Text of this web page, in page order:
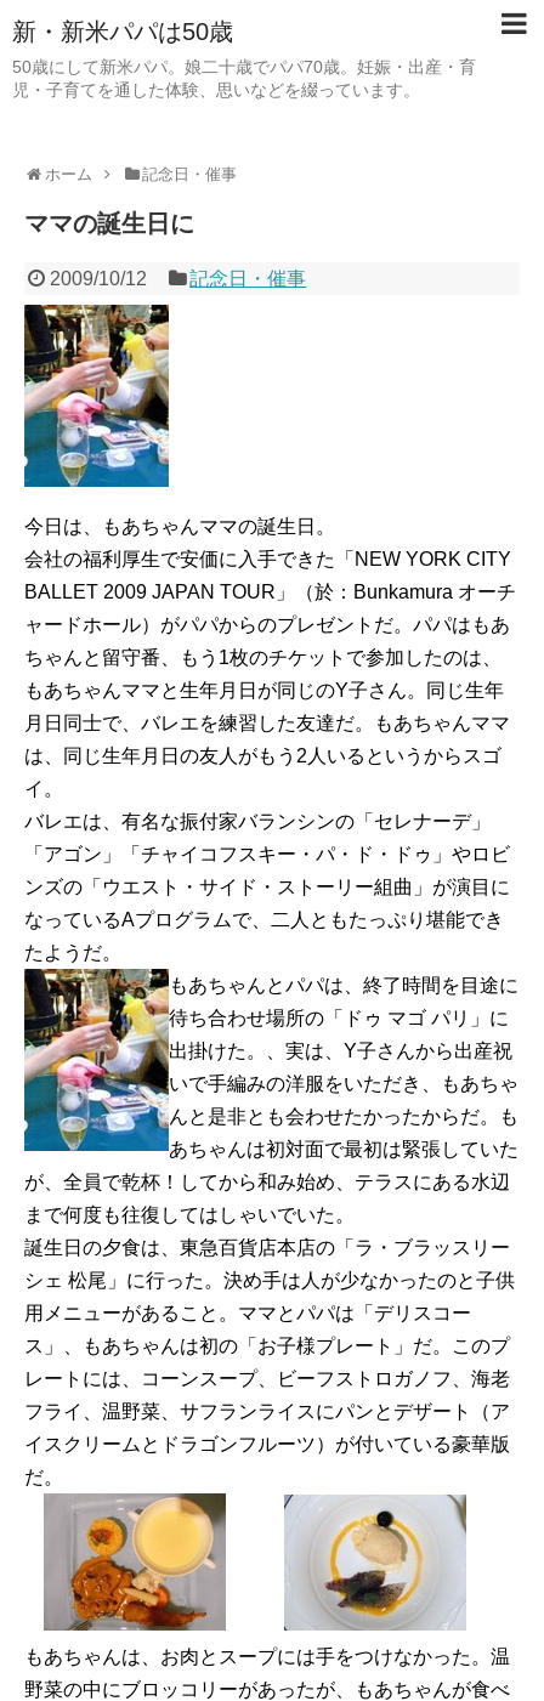
新・新米パパは50歳
50歳にして新米パパ。娘二十歳でパパ70歳。妊娠・出産・育
児・子育てを通した体験、思いなどを綴っています。
ホーム 記念日・催事
ママの誕生日に
2009/10/12 記念日・催事
今日は、もあちゃんママの誕生日。
会社の福利厚生で安価に入手できた「NEW YORK CITY
BALLET 2009 JAPAN TOUR」（於：Bunkamura オーチ
ャードホール）がパパからのプレゼントだ。パパはもあ
ちゃんと留守番、もう1枚のチケットで参加したのは、
もあちゃんママと生年月日が同じのY子さん。同じ生年
月日同士で、バレエを練習した友達だ。もあちゃんママ
は、同じ生年月日の友人がもう2人いるというからスゴ
イ。
バレエは、有名な振付家バランシンの「セレナーデ」
「アゴン」「チャイコフスキー・パ・ド・ドゥ」やロビ
ンズの「ウエスト・サイド・ストーリー組曲」が演目に
なっているAプログラムで、二人ともたっぷり堪能でき
たようだ。
もあちゃんとパパは、終了時間を目途に
待ち合わせ場所の「ドゥ マゴ パリ」に
出掛けた。、実は、Y子さんから出産祝
いで手編みの洋服をいただき、もあちゃ
んと是非とも会わせたかったからだ。も
あちゃんは初対面で最初は緊張していた
が、全員で乾杯！してから和み始め、テラスにある水辺
まで何度も往復してはしゃいでいた。
誕生日の夕食は、東急百貨店本店の「ラ・ブラッスリー
シェ 松尾」に行った。決め手は人が少なかったのと子供
用メニューがあること。ママとパパは「デリスコー
ス」、もあちゃんは初の「お子様プレート」だ。このプ
レートには、コーンスープ、ビーフストロガノフ、海老
フライ、温野菜、サフランライスにパンとデザート（ア
イスクリームとドラゴンフルーツ）が付いている豪華版
だ。
もあちゃんは、お肉とスープには手をつけなかった。温
野菜の中にブロッコリーがあったが、もあちゃんが食べ